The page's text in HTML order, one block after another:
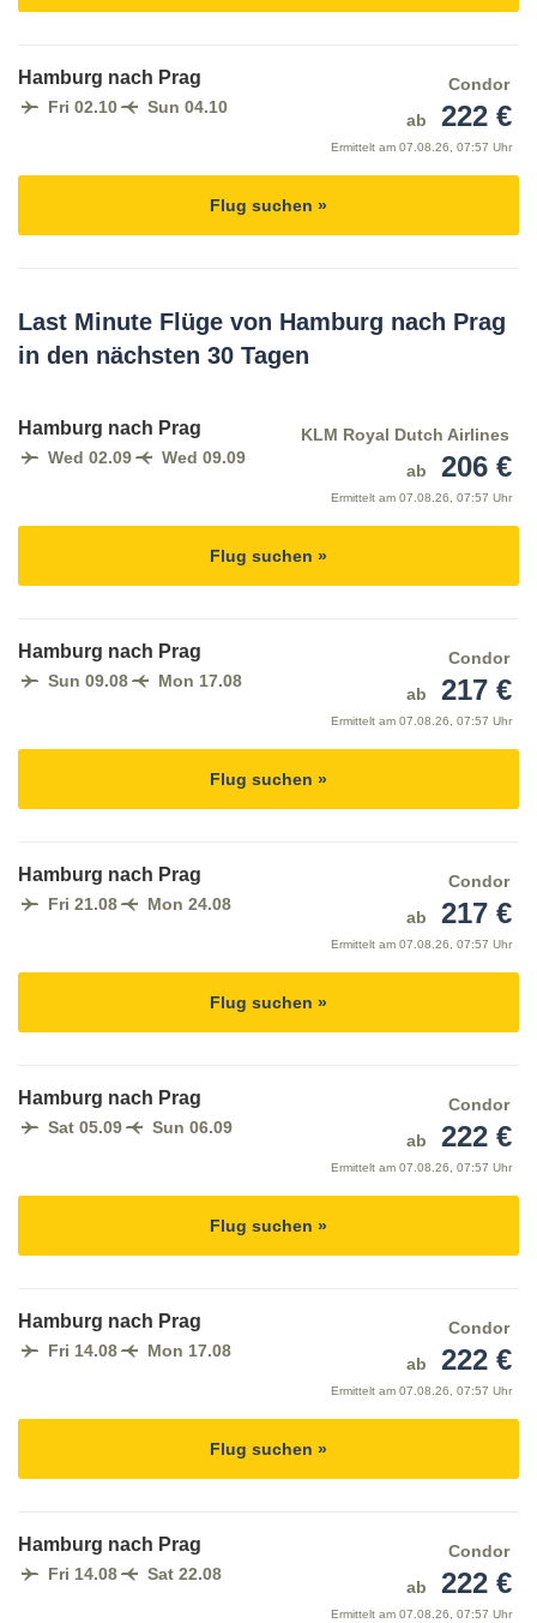
Hamburg nach Prag
Fri 02.10 Sun 04.10
Condor
ab
222 €
Ermittelt am 07.08.26, 07:57 Uhr
Flug suchen »
Last Minute Flüge von Hamburg nach Prag
in den nächsten 30 Tagen
Hamburg nach Prag
Wed 02.09 Wed 09.09
KLM Royal Dutch Airlines
ab
206 €
Ermittelt am 07.08.26, 07:57 Uhr
Flug suchen »
Hamburg nach Prag
Sun 09.08 Mon 17.08
Condor
ab
217 €
Ermittelt am 07.08.26, 07:57 Uhr
Flug suchen »
Hamburg nach Prag
Fri 21.08 Mon 24.08
Condor
ab
217 €
Ermittelt am 07.08.26, 07:57 Uhr
Flug suchen »
Hamburg nach Prag
Sat 05.09 Sun 06.09
Condor
ab
222 €
Ermittelt am 07.08.26, 07:57 Uhr
Flug suchen »
Hamburg nach Prag
Fri 14.08 Mon 17.08
Condor
ab
222 €
Ermittelt am 07.08.26, 07:57 Uhr
Flug suchen »
Hamburg nach Prag
Fri 14.08 Sat 22.08
Condor
ab
222 €
Ermittelt am 07.08.26, 07:57 Uhr